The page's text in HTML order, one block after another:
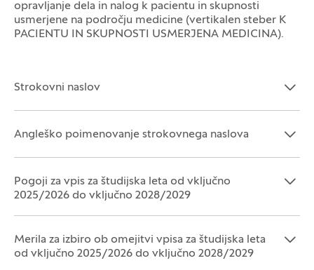
opravljanje dela in nalog k pacientu in skupnosti
usmerjene na področju medicine (vertikalen steber K
PACIENTU IN SKUPNOSTI USMERJENA MEDICINA).
Odpri razdelek:
Zapri razdelek:
Strokovni naslov
Odpri razdelek:
Zapri razdelek:
Angleško poimenovanje strokovnega naslova
Odpri razdelek:
Zapri razdelek:
Pogoji za vpis za študijska leta od vključno
2025/2026 do vključno 2028/2029
Odpri razdelek:
Zapri razdelek:
Merila za izbiro ob omejitvi vpisa za študijska leta
od vključno 2025/2026 do vključno 2028/2029